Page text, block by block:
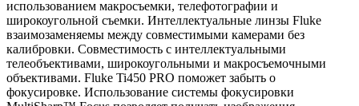
использованием макросъемки, телефотографии и
широкоугольной съемки. Интеллектуальные линзы Fluke
взаимозаменяемы между совместимыми камерами без
калибровки. Совместимость с интеллектуальными
телеобъективами, широкоугольными и макросъемочными
объективами. Fluke Ti450 PRO поможет забыть о
фокусировке. Использование системы фокусировки